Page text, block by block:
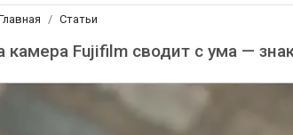
Статьи
камера Fujifilm сводит с ума —